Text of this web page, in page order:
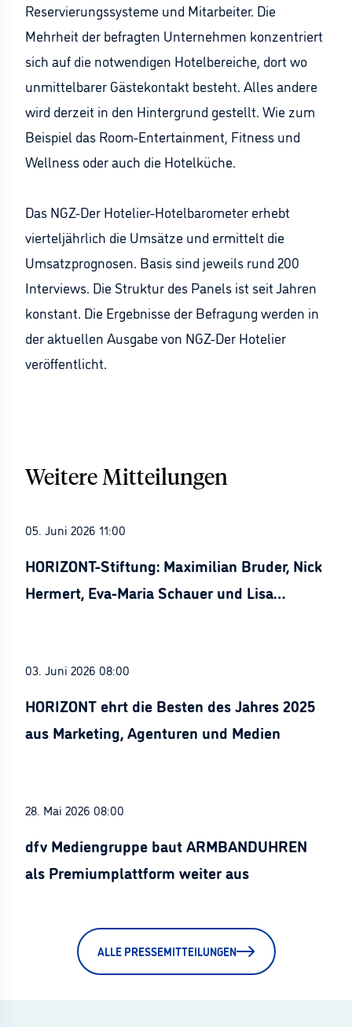
Reservierungssysteme und Mitarbeiter. Die
Mehrheit der befragten Unternehmen konzentriert
sich auf die notwendigen Hotelbereiche, dort wo
unmittelbarer Gästekontakt besteht. Alles andere
wird derzeit in den Hintergrund gestellt. Wie zum
Beispiel das Room-Entertainment, Fitness und
Wellness oder auch die Hotelküche.
Das NGZ-Der Hotelier-Hotelbarometer erhebt
vierteljährlich die Umsätze und ermittelt die
Umsatzprognosen. Basis sind jeweils rund 200
Interviews. Die Struktur des Panels ist seit Jahren
konstant. Die Ergebnisse der Befragung werden in
der aktuellen Ausgabe von NGZ-Der Hotelier
veröffentlicht.
Weitere Mitteilungen
05. Juni 2026 11:00
HORIZONT-Stiftung: Maximilian Bruder, Nick
Hermert, Eva-Maria Schauer und Lisa
03. Juni 2026 08:00
HORIZONT ehrt die Besten des Jahres 2025
aus Marketing, Agenturen und Medien
28. Mai 2026 08:00
dfv Mediengruppe baut ARMBANDUHREN
als Premiumplattform weiter aus
ALLE PRESSEMITTEILUNGEN